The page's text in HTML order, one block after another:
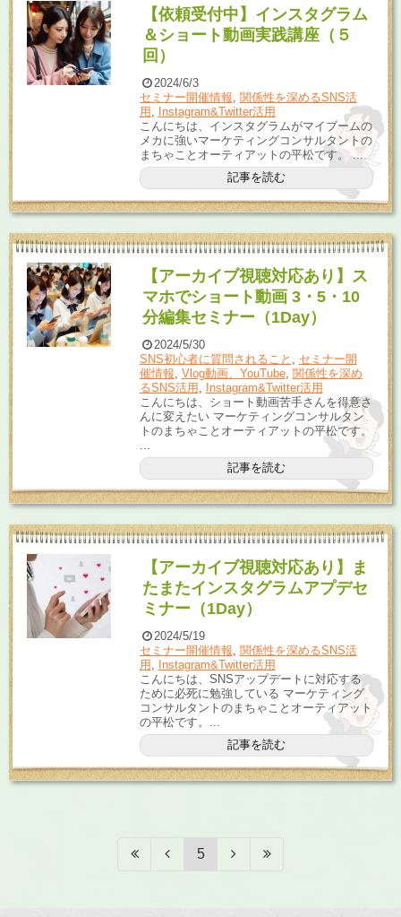
【依頼受付中】インスタグラム
＆ショート動画実践講座（５
回）
2024/6/3
セミナー開催情報 関係性を深めるSNS活
用
Instagram&Twitter活用
こんにちは、インスタグラムがマイブームの
メカに強いマーケティングコンサルタントの
まちゃことオーティアットの平松です。 ...
記事を読む
【アーカイブ視聴対応あり】ス
マホでショート動画 3・5・10
分編集セミナー（1Day）
2024/5/30
SNS初心者に質問されること , セミナー開
催情報, Vlog動画、YouTube, 関係性を深め
るSNS活用 , Instagram&Twitter活用
こんにちは、ショート動画苦手さんを得意さ
んに変えたい マーケティングコンサルタン
トのまちゃことオーティアットの平松です。
...
記事を読む
【アーカイブ視聴対応あり】ま
たまたインスタグラムアプデセ
ミナー（1Day）
2024/5/19
セミナー開催情報
関係性を深めるSNS活
用
Instagram&Twitter活用
こんにちは、SNSアップデートに対応する
ために必死に勉強している マーケティング
コンサルタントのまちゃことオーティアット
の平松です。...
記事を読む
5